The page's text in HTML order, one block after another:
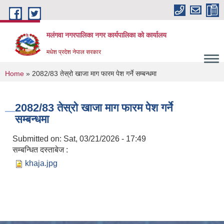
Skip to main content
मलंगवा नगरपालिका नगर कार्यपालिका को कार्यालय
मधेश प्रदेश नेपाल सरकार
You are here
Home » 2082/83 तेस्रो खाजा माग फारम पेश गर्ने सम्बन्धमा
2082/83 तेस्रो खाजा माग फारम पेश गर्ने
सम्बन्धमा
Submitted on: Sat, 03/21/2026 - 17:49
सम्बन्धित दस्ताबेज :
khaja.jpg